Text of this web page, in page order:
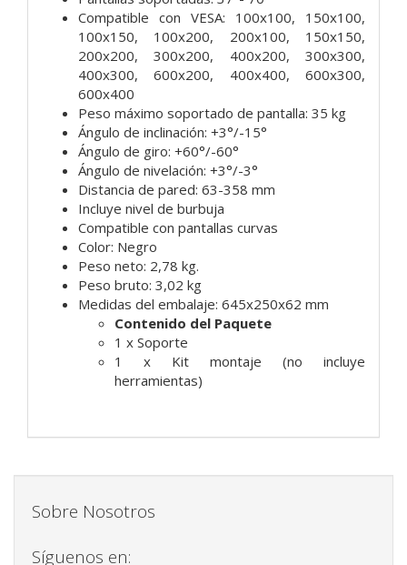
Compatible con VESA: 100x100, 150x100,
100x150, 100x200, 200x100, 150x150,
200x200, 300x200, 400x200, 300x300,
400x300, 600x200, 400x400, 600x300,
600x400
Peso máximo soportado de pantalla: 35 kg
Ángulo de inclinación: +3°/-15°
Ángulo de giro: +60°/-60°
Ángulo de nivelación: +3°/-3°
Distancia de pared: 63-358 mm
Incluye nivel de burbuja
Compatible con pantallas curvas
Color: Negro
Peso neto: 2,78 kg.
Peso bruto: 3,02 kg
Medidas del embalaje: 645x250x62 mm
Contenido del Paquete
1 x Soporte
1 x Kit montaje (no incluye
herramientas)
Sobre Nosotros
Síguenos en: